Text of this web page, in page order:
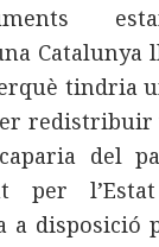
Catalunya
tindria
redistribuir
del
per
a disposició